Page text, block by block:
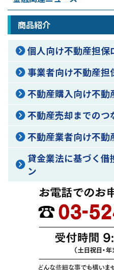
商品紹介
個人向け不動産担保
事業者向け不動産担
不動産購入向け不動
不動産売却までのつ
不動産業者向け不動
貸金業法に基づく借
ン